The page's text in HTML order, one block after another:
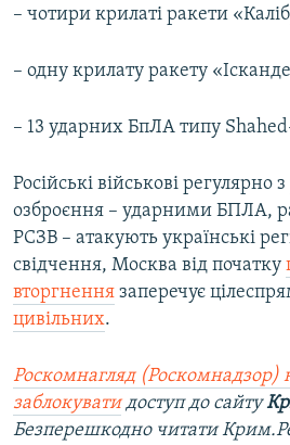
– чотири крилаті ракети
– одну крилату ракету
– 13 ударних БпЛА типу
Російські військові регулярно
озброєння – ударними БПЛА,
РСЗВ – атакують українські
свідчення, Москва від початку
вторгнення заперечує
цивільних.
Роскомнагляд (Роскомнадзор)
заблокуватидоступ до сайту
Безперешкодно читати